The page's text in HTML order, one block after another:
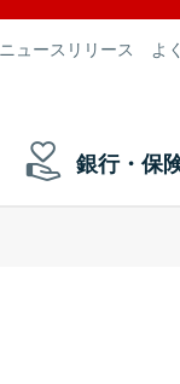
ニュースリリース よ
銀行・保